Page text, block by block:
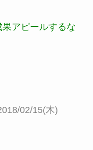
アピールするな
02/15(木)